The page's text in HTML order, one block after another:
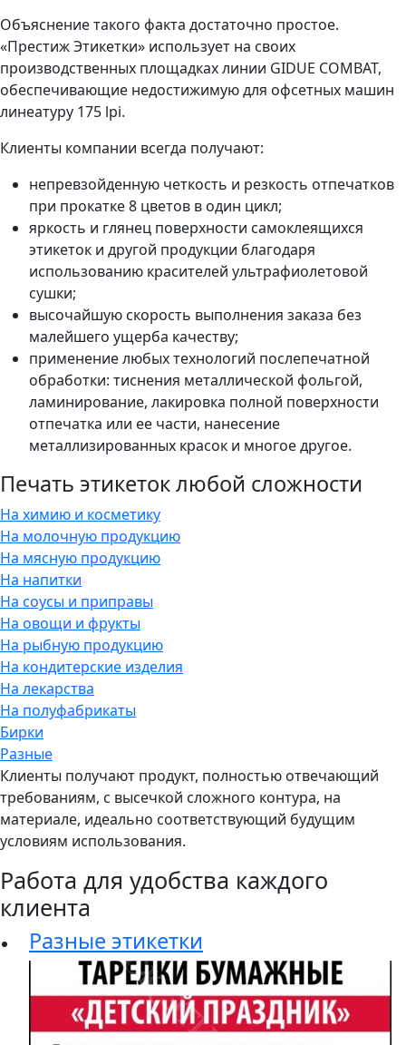
Объяснение такого факта достаточно простое.
«Престиж Этикетки» использует на своих
производственных площадках линии GIDUE COMBAT,
обеспечивающие недостижимую для офсетных машин
линеатуру 175 lpi.
Клиенты компании всегда получают:
непревзойденную четкость и резкость отпечатков
при прокатке 8 цветов в один цикл;
яркость и глянец поверхности самоклеящихся
этикеток и другой продукции благодаря
использованию красителей ультрафиолетовой
сушки;
высочайшую скорость выполнения заказа без
малейшего ущерба качеству;
применение любых технологий послепечатной
обработки: тиснения металлической фольгой,
ламинирование, лакировка полной поверхности
отпечатка или ее части, нанесение
металлизированных красок и многое другое.
Печать этикеток любой сложности
На химию и косметику
На молочную продукцию
На мясную продукцию
На напитки
На соусы и приправы
На овощи и фрукты
На рыбную продукцию
На кондитерские изделия
На лекарства
На полуфабрикаты
Бирки
Разные
Клиенты получают продукт, полностью отвечающий
требованиям, с высечкой сложного контура, на
материале, идеально соответствующий будущим
условиям использования.
Работа для удобства каждого
клиента
Разные этикетки